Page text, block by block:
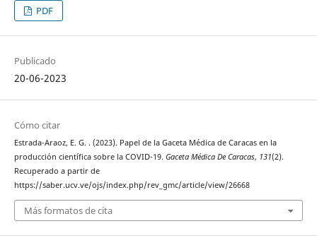
PDF
Publicado
20-06-2023
Cómo citar
Estrada-Araoz, E. G. . (2023). Papel de la Gaceta Médica de Caracas en la
producción científica sobre la COVID-19. Gaceta Médica De Caracas, 131(2).
Recuperado a partir de
https://saber.ucv.ve/ojs/index.php/rev_gmc/article/view/26668
Más formatos de cita